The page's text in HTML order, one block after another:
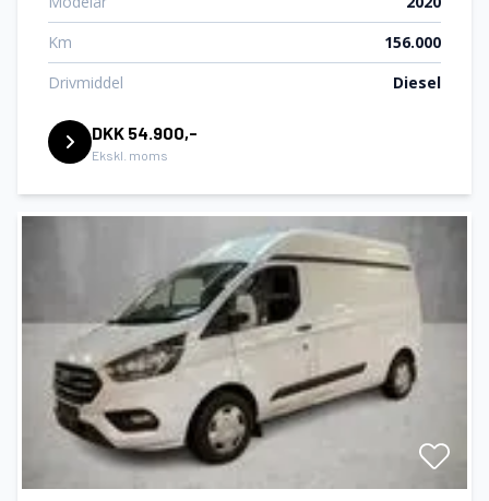
Km
156.000
Drivmiddel
Diesel
DKK 54.900,-
Ekskl. moms